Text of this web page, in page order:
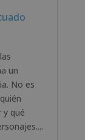
un
No es
y qué